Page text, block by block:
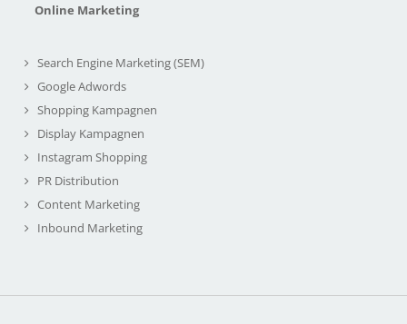
Online Marketing
Search Engine Marketing (SEM)
Google Adwords
Shopping Kampagnen
Display Kampagnen
Instagram Shopping
PR Distribution
Content Marketing
Inbound Marketing